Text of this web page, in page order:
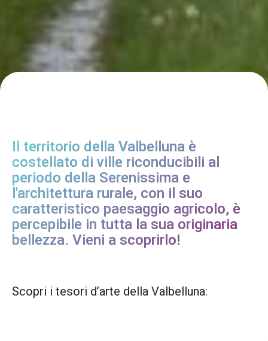
Il territorio della Valbelluna è
costellato di ville riconducibili al
periodo della Serenissima e
l'architettura rurale, con il suo
caratteristico paesaggio agricolo, è
percepibile in tutta la sua originaria
bellezza. Vieni a scoprirlo!
Scopri i tesori d’arte della Valbelluna: